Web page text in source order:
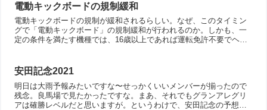
電動キックボードの規制緩和
電動キックボードの規制が緩和されるらしい。なぜ、このタイミン
グで「電動キックボード」の規制緩和が行われるのか。しかも、一
定の条件を満たす機種では、16歳以上であれば運転免許不要でヘル
安田記念2021
明日は大雨予報みたいですな〜せっかくいいメンバーが揃ったので
残念。良馬場で見たかったですな。まあ、それでもグランアレグリ
アは確勝レベルだと思いますが。というわけで、安田記念の予想を